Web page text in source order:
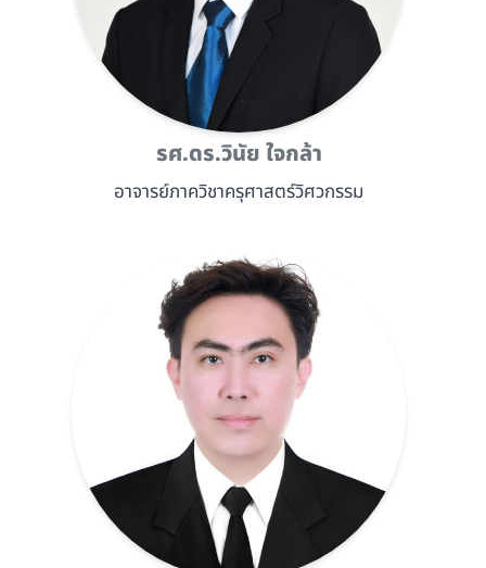
รศ.ดร.วินัย ใจกล้า
อาจารย์ภาควิชาครุศาสตร์วิศวกรรม